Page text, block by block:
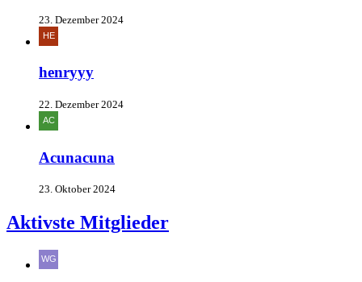
23. Dezember 2024
henryyy
22. Dezember 2024
Acunacuna
23. Oktober 2024
Aktivste Mitglieder